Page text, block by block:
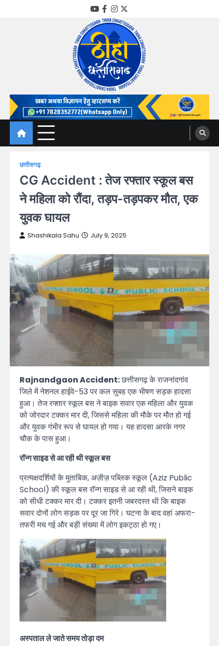
YouTube
Facebook
Instagram
Twitter
Thiha Chhattisgarh
गोठ जन-जन के
छत्तीसगढ़
CG Accident : तेज रफ्तार स्कूल बस
ने महिला को रौंदा, तड़प-तड़पकर मौत, एक
युवक घायल
Shashikala Sahu July 9, 2025
Rajnandgaon Accident:छत्तीसगढ़ के राजनांदगांव
जिले में नेशनल हाईवे-53 पर कल सुबह एक भीषण सड़क हादसा
हुआ। तेज रफ्तार स्कूल बस ने बाइक सवार एक महिला और युवक
को जोरदार टक्कर मार दी, जिससे महिला की मौके पर मौत हो गई
और युवक गंभीर रूप से घायल हो गया। यह हादसा आरके नगर
चौक के पास हुआ।
रॉन्ग साइड से आ रही थी स्कूल बस
प्रत्यक्षदर्शियों के मुताबिक, अज़ीज़ पब्लिक स्कूल (Aziz Public
School) की स्कूल बस रॉन्ग साइड से आ रही थी, जिसने बाइक
को सीधी टक्कर मार दी। टक्कर इतनी जबरदस्त थी कि बाइक
सवार दोनों लोग सड़क पर दूर जा गिरे। घटना के बाद वहां अफरा-
तफरी मच गई और बड़ी संख्या में लोग इकट्ठा हो गए।
अस्पताल ले जाते समय तोड़ा दम